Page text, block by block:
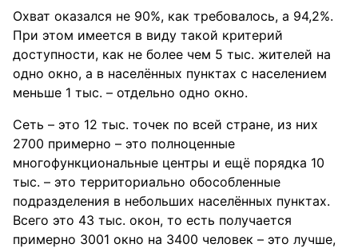
Охват оказался не 90%, как требовалось, а 94,2%.
При этом имеется в виду такой критерий
доступности, как не более чем 5 тыс. жителей на
одно окно, а в населённых пунктах с населением
меньше 1 тыс. – отдельно одно окно.
Сеть – это 12 тыс. точек по всей стране, из них
2700 примерно – это полноценные
многофункциональные центры и ещё порядка 10
тыс. – это территориально обособленные
подразделения в небольших населённых пунктах.
Всего это 43 тыс. окон, то есть получается
примерно 3001 окно на 3400 человек – это лучше,